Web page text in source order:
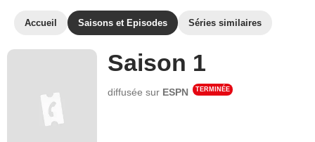
Accueil Saisons et Episodes Séries similaires
Saison 1
diffusée sur ESPN TERMINÉE